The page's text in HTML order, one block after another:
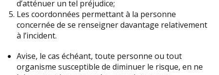
d’atténuer un tel préjudice;
Les coordonnées permettant à la personne
concernée de se renseigner davantage relativement
à l’incident.
Avise, le cas échéant, toute personne ou tout
organisme susceptible de diminuer le risque, en ne